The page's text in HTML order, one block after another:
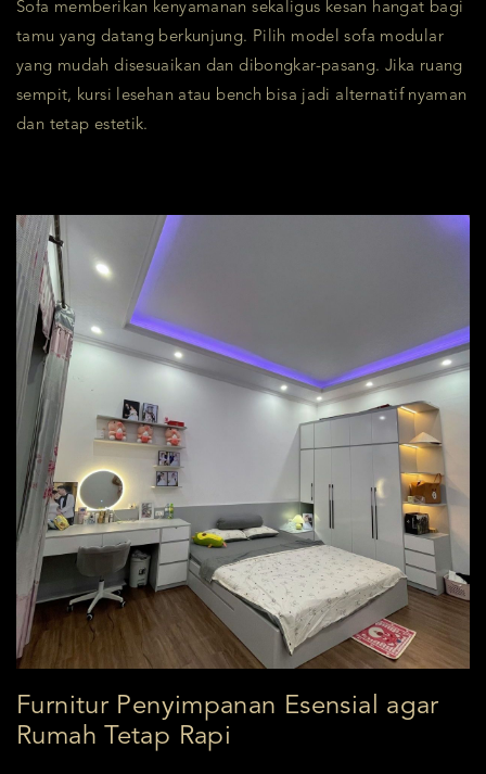
Sofa memberikan kenyamanan sekaligus kesan hangat bagi
tamu yang datang berkunjung. Pilih model sofa modular
yang mudah disesuaikan dan dibongkar-pasang. Jika ruang
sempit, kursi lesehan atau bench bisa jadi alternatif nyaman
dan tetap estetik.
Furnitur Penyimpanan Esensial agar
Rumah Tetap Rapi